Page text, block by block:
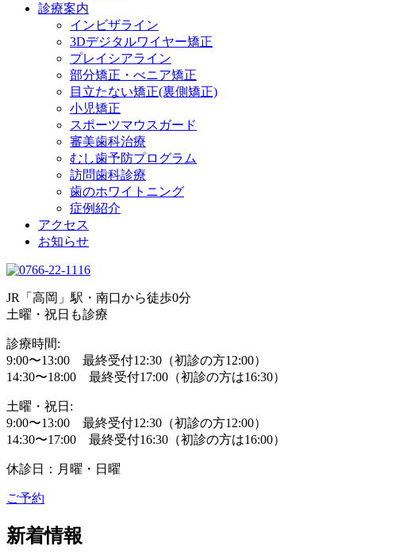
診療案内
インビザライン
3Dデジタルワイヤー矯正
プレイシアライン
部分矯正・べニア矯正
目立たない矯正(裏側矯正)
小児矯正
スポーツマウスガード
審美歯科治療
むし歯予防プログラム
訪問歯科診療
歯のホワイトニング
症例紹介
アクセス
お知らせ
JR「高岡」駅・南口から徒歩0分
土曜・祝日も診療
診療時間:
9:00〜13:00 最終受付12:30（初診の方12:00）
14:30〜18:00 最終受付17:00（初診の方は16:30）
土曜・祝日:
9:00〜13:00 最終受付12:30（初診の方12:00）
14:30〜17:00 最終受付16:30（初診の方は16:00）
休診日：月曜・日曜
ご予約
新着情報